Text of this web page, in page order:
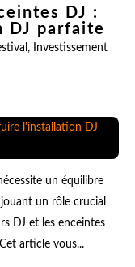
DJ :
DJ parfaite
, Investissement
un équilibre
un rôle crucial
DJ et les enceintes
article vous...